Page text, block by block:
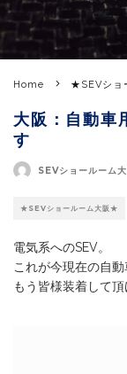
Home ★SEVショ
大阪：自動車
す
SEVショールーム大
★SEVショールーム大阪★
電気系へのSEV。
これが今現在の自動
もう皆様装着して